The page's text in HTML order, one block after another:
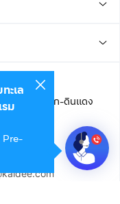
22 ถนนอโศก-ดินแดง
)
ะเล
ม
Pre-